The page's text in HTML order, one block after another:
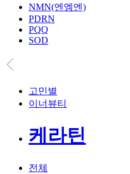
NMN(엔엠엔)
PDRN
PQQ
SOD
고민별
이너뷰티
케라틴
전체